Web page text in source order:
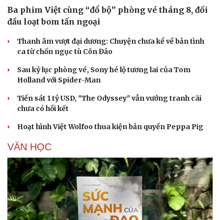
Ba phim Việt cùng “đổ bộ” phòng vé tháng 8, đối
đầu loạt bom tấn ngoại
Thanh âm vượt đại dương: Chuyện chưa kể về bản tình
ca từ chốn ngục tù Côn Đảo
Sau kỷ lục phòng vé, Sony hé lộ tương lai của Tom
Holland với Spider-Man
Tiến sát 1 tỷ USD, "The Odyssey" vẫn vướng tranh cãi
chưa có hồi kết
Hoạt hình Việt Wolfoo thua kiện bản quyền Peppa Pig
VĂN HỌC